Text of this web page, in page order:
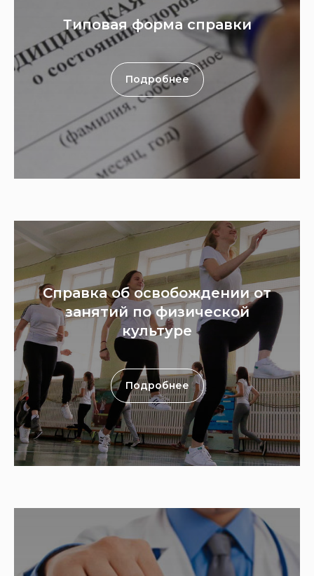
Типовая форма справки
Подробнее
Справка об освобождении от
занятий по физической
культуре
Подробнее